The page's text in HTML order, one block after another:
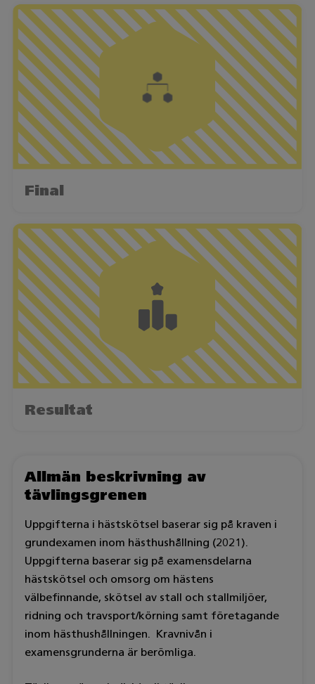
Final
Resultat
Allmän beskrivning av
tävlingsgrenen
Uppgifterna i hästskötsel baserar sig på kraven i
grundexamen inom hästhushållning (2021).
Uppgifterna baserar sig på examensdelarna
hästskötsel och omsorg om hästens
välbefinnande, skötsel av stall och stallmiljöer,
ridning och travsport/körning samt företagande
inom hästhushållningen. Kravnivån i
examensgrunderna är berömliga.